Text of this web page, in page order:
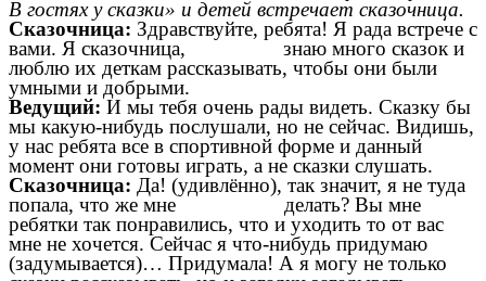
В гостях у сказки» и детей встречает сказочница.
Сказочница: Здравствуйте, ребята! Я рада встрече с
вами. Я сказочница, знаю много сказок и
люблю их деткам рассказывать, чтобы они были
умными и добрыми.
Ведущий: И мы тебя очень рады видеть. Сказку бы
мы какую-нибудь послушали, но не сейчас. Видишь,
у нас ребята все в спортивной форме и данный
момент они готовы играть, а не сказки слушать.
Сказочница: Да! (удивлённо), так значит, я не туда
попала, что же мне делать? Вы мне
ребятки так понравились, что и уходить то от вас
мне не хочется. Сейчас я что-нибудь придумаю
(задумывается)… Придумала! А я могу не только